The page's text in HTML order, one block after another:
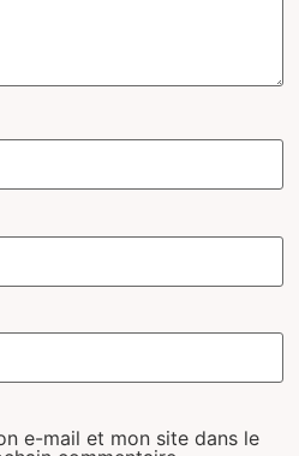
e-mail et mon site dans le